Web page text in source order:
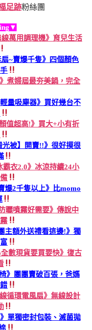
足跡粉絲團
線萬用調理機》育兒生活
~賣爆千隻》四個顏色
煮婦屆最夯美鍋，完全
量吸塵器》買好幾台不
值超高!》買大+小有折
光被】開賣!!》很好摸很
衣2.0》冰涼持續24小
爆2千隻以上》比momo
曬噴霧好需要》傳說中
主額外送禮看這邊!》獨
全數現貨要買要快》復古
》團團賣破百張，爸媽
循環電風扇》無線設計
單獨密封包裝、滅菌拋